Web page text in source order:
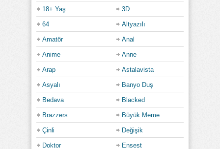
18+ Yaş 3D
64 Altyazılı
Amatör Anal
Anime Anne
Arap Astalavista
Asyalı Banyo Duş
Bedava Blacked
Brazzers Büyük Meme
Çinli Değişik
Doktor Ensest